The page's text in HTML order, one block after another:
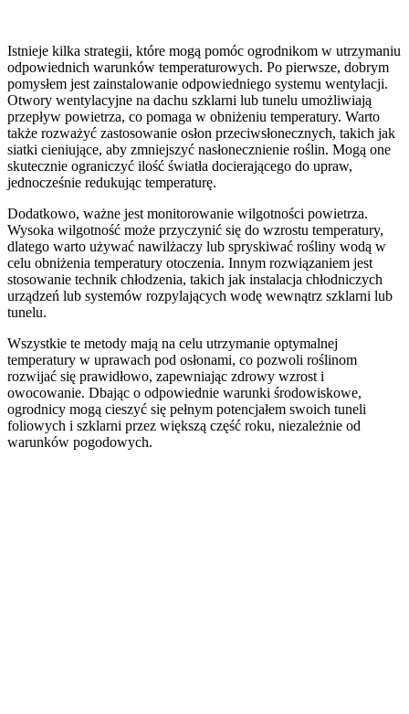
Istnieje kilka strategii, które mogą pomóc ogrodnikom w utrzymaniu
odpowiednich warunków temperaturowych. Po pierwsze, dobrym
pomysłem jest zainstalowanie odpowiedniego systemu wentylacji.
Otwory wentylacyjne na dachu szklarni lub tunelu umożliwiają
przepływ powietrza, co pomaga w obniżeniu temperatury. Warto
także rozważyć zastosowanie osłon przeciwsłonecznych, takich jak
siatki cieniujące, aby zmniejszyć nasłonecznienie roślin. Mogą one
skutecznie ograniczyć ilość światła docierającego do upraw,
jednocześnie redukując temperaturę.
Dodatkowo, ważne jest monitorowanie wilgotności powietrza.
Wysoka wilgotność może przyczynić się do wzrostu temperatury,
dlatego warto używać nawilżaczy lub spryskiwać rośliny wodą w
celu obniżenia temperatury otoczenia. Innym rozwiązaniem jest
stosowanie technik chłodzenia, takich jak instalacja chłodniczych
urządzeń lub systemów rozpylających wodę wewnątrz szklarni lub
tunelu.
Wszystkie te metody mają na celu utrzymanie optymalnej
temperatury w uprawach pod osłonami, co pozwoli roślinom
rozwijać się prawidłowo, zapewniając zdrowy wzrost i
owocowanie. Dbając o odpowiednie warunki środowiskowe,
ogrodnicy mogą cieszyć się pełnym potencjałem swoich tuneli
foliowych i szklarni przez większą część roku, niezależnie od
warunków pogodowych.